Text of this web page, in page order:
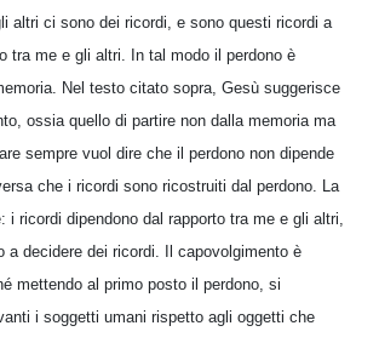
altri ci sono dei ricordi, e sono questi ricordi a
tra me e gli altri. In tal modo il perdono è
Nel testo citato sopra, Gesù suggerisce
ossia quello di partire non dalla memoria ma
sempre vuol dire che il perdono non dipende
che i ricordi sono ricostruiti dal perdono. La
i ricordi dipendono dal rapporto tra me e gli altri,
a decidere dei ricordi. Il capovolgimento è
mettendo al primo posto il perdono, si
i soggetti umani rispetto agli oggetti che